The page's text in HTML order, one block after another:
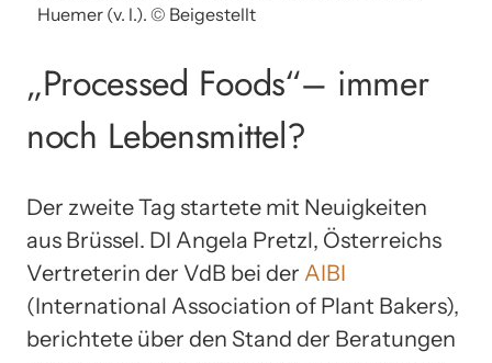
Huemer (v. l.). © Beigestellt
„Processed Foods“– immer
noch Lebensmittel?
Der zweite Tag startete mit Neuigkeiten
aus Brüssel. DI Angela Pretzl, Österreichs
Vertreterin der VdB bei der AIBI
(International Association of Plant Bakers),
berichtete über den Stand der Beratungen